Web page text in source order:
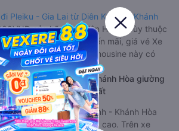
Pleiku - Gia Lai từ Diên Khánh - Khánh
của hãng xe Liên Hưng. Tùy thuộc
và chương trình khuyến mãi, giá vé Xe
Hòa đi Pleiku - Gia Lai limousine này có
Lai từ Diên Khánh - Khánh Hòa giường
Thoải mái, giá cả tốt nhất
- Gia Lai từ Diên Khánh - Khánh Hòa
giường nằm chất lượng cao. Trên xe